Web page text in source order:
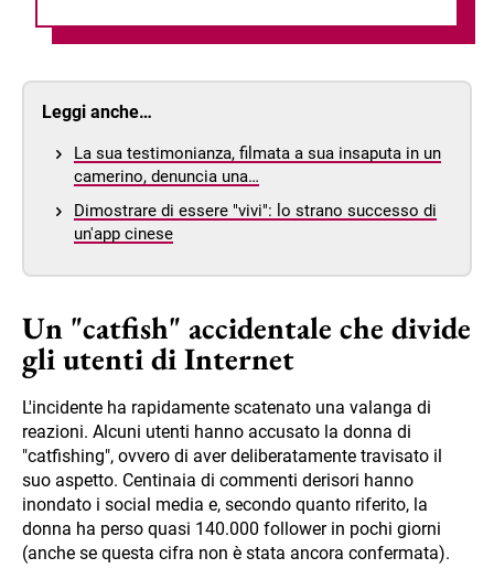
Leggi anche…
La sua testimonianza, filmata a sua insaputa in un
camerino, denuncia una…
Dimostrare di essere "vivi": lo strano successo di
un'app cinese
Un "catfish" accidentale che divide
gli utenti di Internet
L'incidente ha rapidamente scatenato una valanga di
reazioni. Alcuni utenti hanno accusato la donna di
"catfishing", ovvero di aver deliberatamente travisato il
suo aspetto. Centinaia di commenti derisori hanno
inondato i social media e, secondo quanto riferito, la
donna ha perso quasi 140.000 follower in pochi giorni
(anche se questa cifra non è stata ancora confermata).